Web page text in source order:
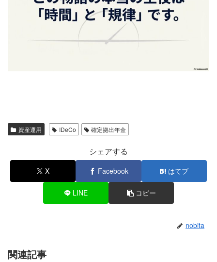
資産運用 IDeCo 確定拠出年金
シェアする
X Facebook はてブ
LINE コピー
nobita
関連記事